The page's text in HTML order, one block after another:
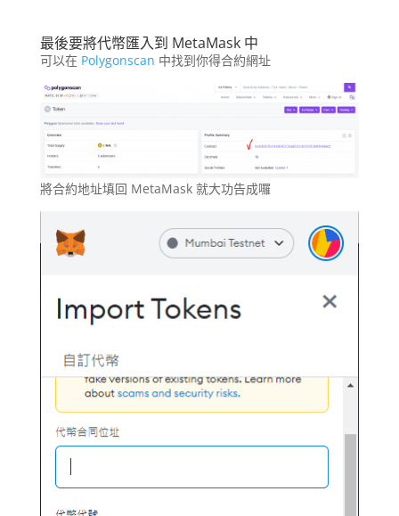
最後要將代幣匯入到 MetaMask 中
可以在 Polygonscan 中找到你得合約網址
將合約地址填回 MetaMask 就大功告成囉